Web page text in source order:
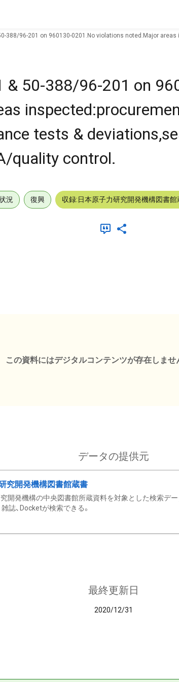
388/96-201 on 960130-0201.No violations noted.Major
& 50-388/96-201 on
tests &
quality control.
況 復興 収録:日本原子力研究開発機構図書館
この資料にはデジタルコンテンツが存在しませ
データの提供元
究開発機構図書館蔵書
開発機構の中央図書館所蔵資料を対象とした検索デ
雑誌、Docketが検索できる。
最終更新日
2020/12/31